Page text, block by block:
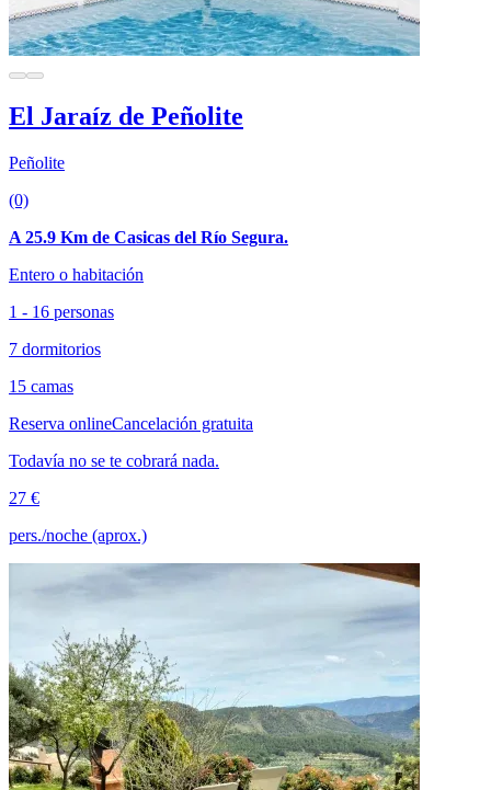
El Jaraíz de Peñolite
Peñolite
(0)
A 25.9 Km de Casicas del Río Segura.
Entero o habitación
1 - 16 personas
7 dormitorios
15 camas
Reserva onlineCancelación gratuita
Todavía no se te cobrará nada.
27 €
pers./noche (aprox.)